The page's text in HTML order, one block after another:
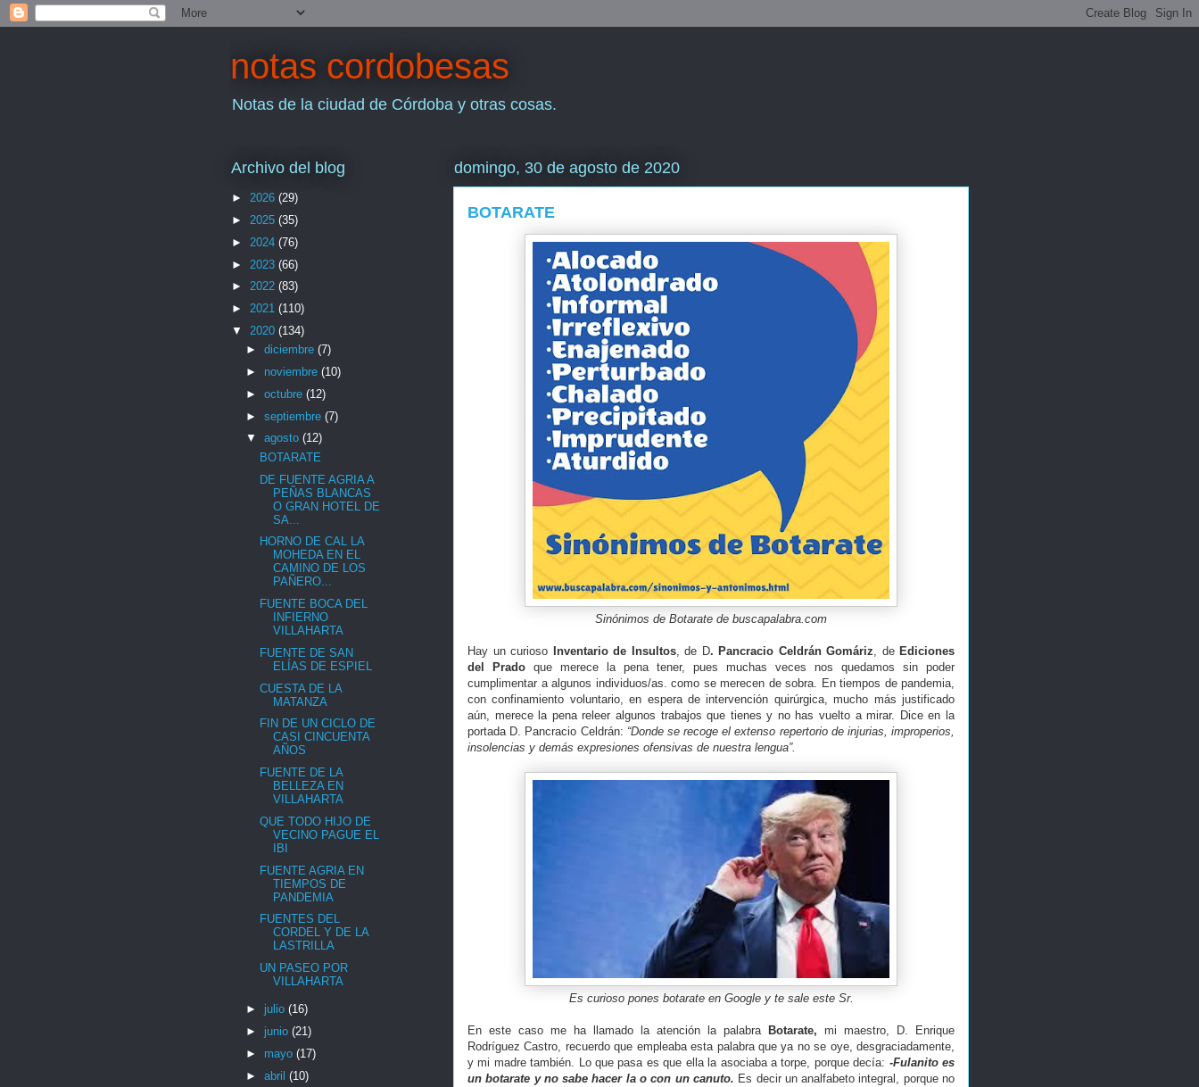
notas cordobesas
Notas de la ciudad de Córdoba y otras cosas.
domingo, 30 de agosto de 2020
BOTARATE
Sinónimos de Botarate de buscapalabra.com
Hay un curioso Inventario de Insultos, de D. Pancracio Celdrán Gomáriz, de Ediciones
del Prado que merece la pena tener, pues muchas veces nos quedamos sin poder
cumplimentar a algunos individuos/as. como se merecen de sobra. En tiempos de pandemia,
con confinamiento voluntario, en espera de intervención quirúrgica, mucho más justificado
aún, merece la pena releer algunos trabajos que tienes y no has vuelto a mirar. Dice en la
portada D. Pancracio Celdrán: “Donde se recoge el extenso repertorio de injurias, improperios,
insolencias y demás expresiones ofensivas de nuestra lengua”.
Es curioso pones botarate en Google y te sale este Sr.
En este caso me ha llamado la atención la palabra Botarate, mi maestro, D. Enrique
Rodríguez Castro, recuerdo que empleaba esta palabra que ya no se oye, desgraciadamente,
y mi madre también. Lo que pasa es que ella la asociaba a torpe, porque decía: -Fulanito es
un botarate y no sabe hacer la o con un canuto. Es decir un analfabeto integral, porque no
Archivo del blog
► 2026 (29)
► 2025 (35)
► 2024 (76)
► 2023 (66)
► 2022 (83)
► 2021 (110)
▼ 2020 (134)
► diciembre (7)
► noviembre (10)
► octubre (12)
► septiembre (7)
▼ agosto (12)
BOTARATE
DE FUENTE AGRIA A
PEÑAS BLANCAS
O GRAN HOTEL DE
SA...
HORNO DE CAL LA
MOHEDA EN EL
CAMINO DE LOS
PAÑERO...
FUENTE BOCA DEL
INFIERNO
VILLAHARTA
FUENTE DE SAN
ELÍAS DE ESPIEL
CUESTA DE LA
MATANZA
FIN DE UN CICLO DE
CASI CINCUENTA
AÑOS
FUENTE DE LA
BELLEZA EN
VILLAHARTA
QUE TODO HIJO DE
VECINO PAGUE EL
IBI
FUENTE AGRIA EN
TIEMPOS DE
PANDEMIA
FUENTES DEL
CORDEL Y DE LA
LASTRILLA
UN PASEO POR
VILLAHARTA
► julio (16)
► junio (21)
► mayo (17)
► abril (10)